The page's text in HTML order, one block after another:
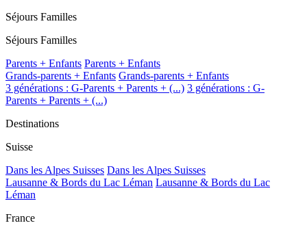
Séjours Familles
Séjours Familles
Parents + Enfants Parents + Enfants
Grands-parents + Enfants Grands-parents + Enfants
3 générations : G-Parents + Parents + (...) 3 générations : G-
Parents + Parents + (...)
Destinations
Suisse
Dans les Alpes Suisses Dans les Alpes Suisses
Lausanne & Bords du Lac Léman Lausanne & Bords du Lac
Léman
France